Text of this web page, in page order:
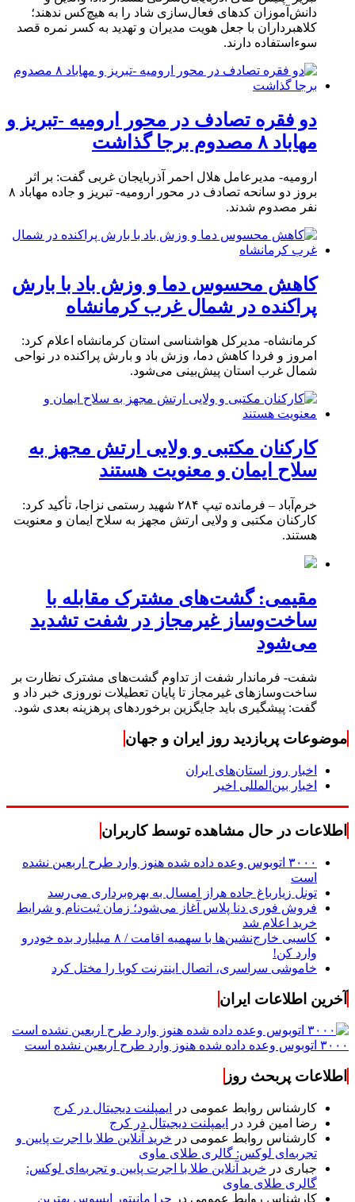
دانش‌آموزان کدهای فعال‌سازی شاد را به هیچ‌کس ندهند؛
کلاهبرداران با جعل هویت مدیران و تهدید به کسر نمره قصد
سوءاستفاده دارند.
دو فقره تصادف در محور ارومیه -تبریز و
مهاباد ۸ مصدوم برجا گذاشت
ارومیه- مدیرعامل هلال احمر آذربایجان غربی گفت: بر اثر
بروز دو سانحه تصادف در محور ارومیه- تبریز و جاده مهاباد ۸
نفر مصدوم شدند.
کاهش محسوس دما و وزش باد با بارش
پراکنده در شمال غرب کرمانشاه
کرمانشاه- مدیرکل هواشناسی استان کرمانشاه اعلام کرد:
امروز و فردا کاهش دما، وزش باد و بارش پراکنده در نواحی
شمال غرب استان پیش‌بینی می‌شود.
کارکنان مکتبی و ولایی ارتش مجهز به
سلاح ایمان و معنویت هستند
خرم‌آباد – فرمانده تیپ ۲۸۴ شهید رستمی نزاجا، تأکید کرد:
کارکنان مکتبی و ولایی ارتش مجهز به سلاح ایمان و معنویت
هستند.
مقیمی: گشت‌های مشترک مقابله با
ساخت‌وساز غیرمجاز در شفت تشدید
می‌شود
شفت- فرماندار شفت از تداوم گشت‌های مشترک نظارت بر
ساخت‌وسازهای غیرمجاز تا پایان تعطیلات نوروزی خبر داد و
گفت: پیشگیری باید جایگزین برخوردهای پرهزینه بعدی شود.
موضوعات پربازدید روز ایران و جهان
اخبار روز استان‌های ایران
اخبار بین‌المللی اخیر
اطلاعات در حال مشاهده توسط کاربران
۳۰۰۰ اتوبوس وعده داده شده هنوز وارد طرح اربعین نشده
است
تونل زیارباغ جاده هراز امسال به بهره‌برداری می‌رسد
فروش فوری دنا پلاس آغاز می‌شود؛ زمان ثبت‌نام و شرایط
خرید اعلام شد
کاسبی خارج‌نشین‌ها با سهمیه اقامت / ۸ میلیارد بده خودرو
وارد کن!
خاموشی سراسری، اتصال اینترنت کوبا را مختل کرد
آخرین اطلاعات ایران
۳۰۰۰ اتوبوس وعده داده شده هنوز وارد طرح اربعین نشده است
اطلاعات پربحث روز
کارشناس روابط عمومی در
ایمپلنت دیجیتال در کرج
رضا امین فرد در
ایمپلنت دیجیتال در کرج
کارشناس روابط عمومی در خرید آنلاین طلا با اجرت پایین و
تجربه‌ای لوکس: گالری طلای ماوی
جباری در خرید آنلاین طلا با اجرت پایین و تجربه‌ای لوکس:
گالری طلای ماوی
کارشناس روابط عمومی در چرا مانیتور ایسوس بهترین